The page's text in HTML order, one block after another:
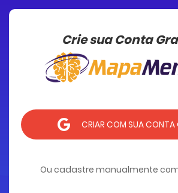
Crie sua Conta
CRIAR COM SUA CONTA
Ou cadastre manualmente